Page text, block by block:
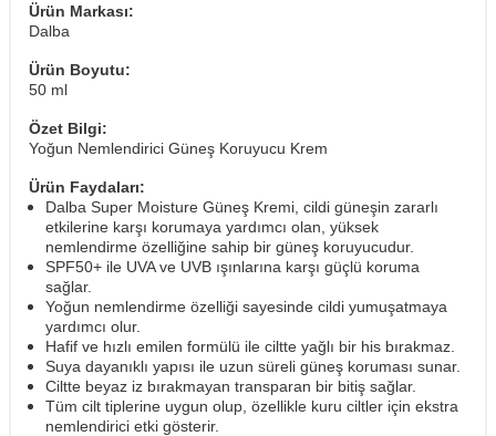
Ürün Markası:
Dalba
Ürün Boyutu:
50 ml
Özet Bilgi:
Yoğun Nemlendirici Güneş Koruyucu Krem
Ürün Faydaları:
Dalba Super Moisture Güneş Kremi, cildi güneşin zararlı
etkilerine karşı korumaya yardımcı olan, yüksek
nemlendirme özelliğine sahip bir güneş koruyucudur.
SPF50+ ile UVA ve UVB ışınlarına karşı güçlü koruma
sağlar.
Yoğun nemlendirme özelliği sayesinde cildi yumuşatmaya
yardımcı olur.
Hafif ve hızlı emilen formülü ile ciltte yağlı bir his bırakmaz.
Suya dayanıklı yapısı ile uzun süreli güneş koruması sunar.
Ciltte beyaz iz bırakmayan transparan bir bitiş sağlar.
Tüm cilt tiplerine uygun olup, özellikle kuru ciltler için ekstra
nemlendirici etki gösterir.